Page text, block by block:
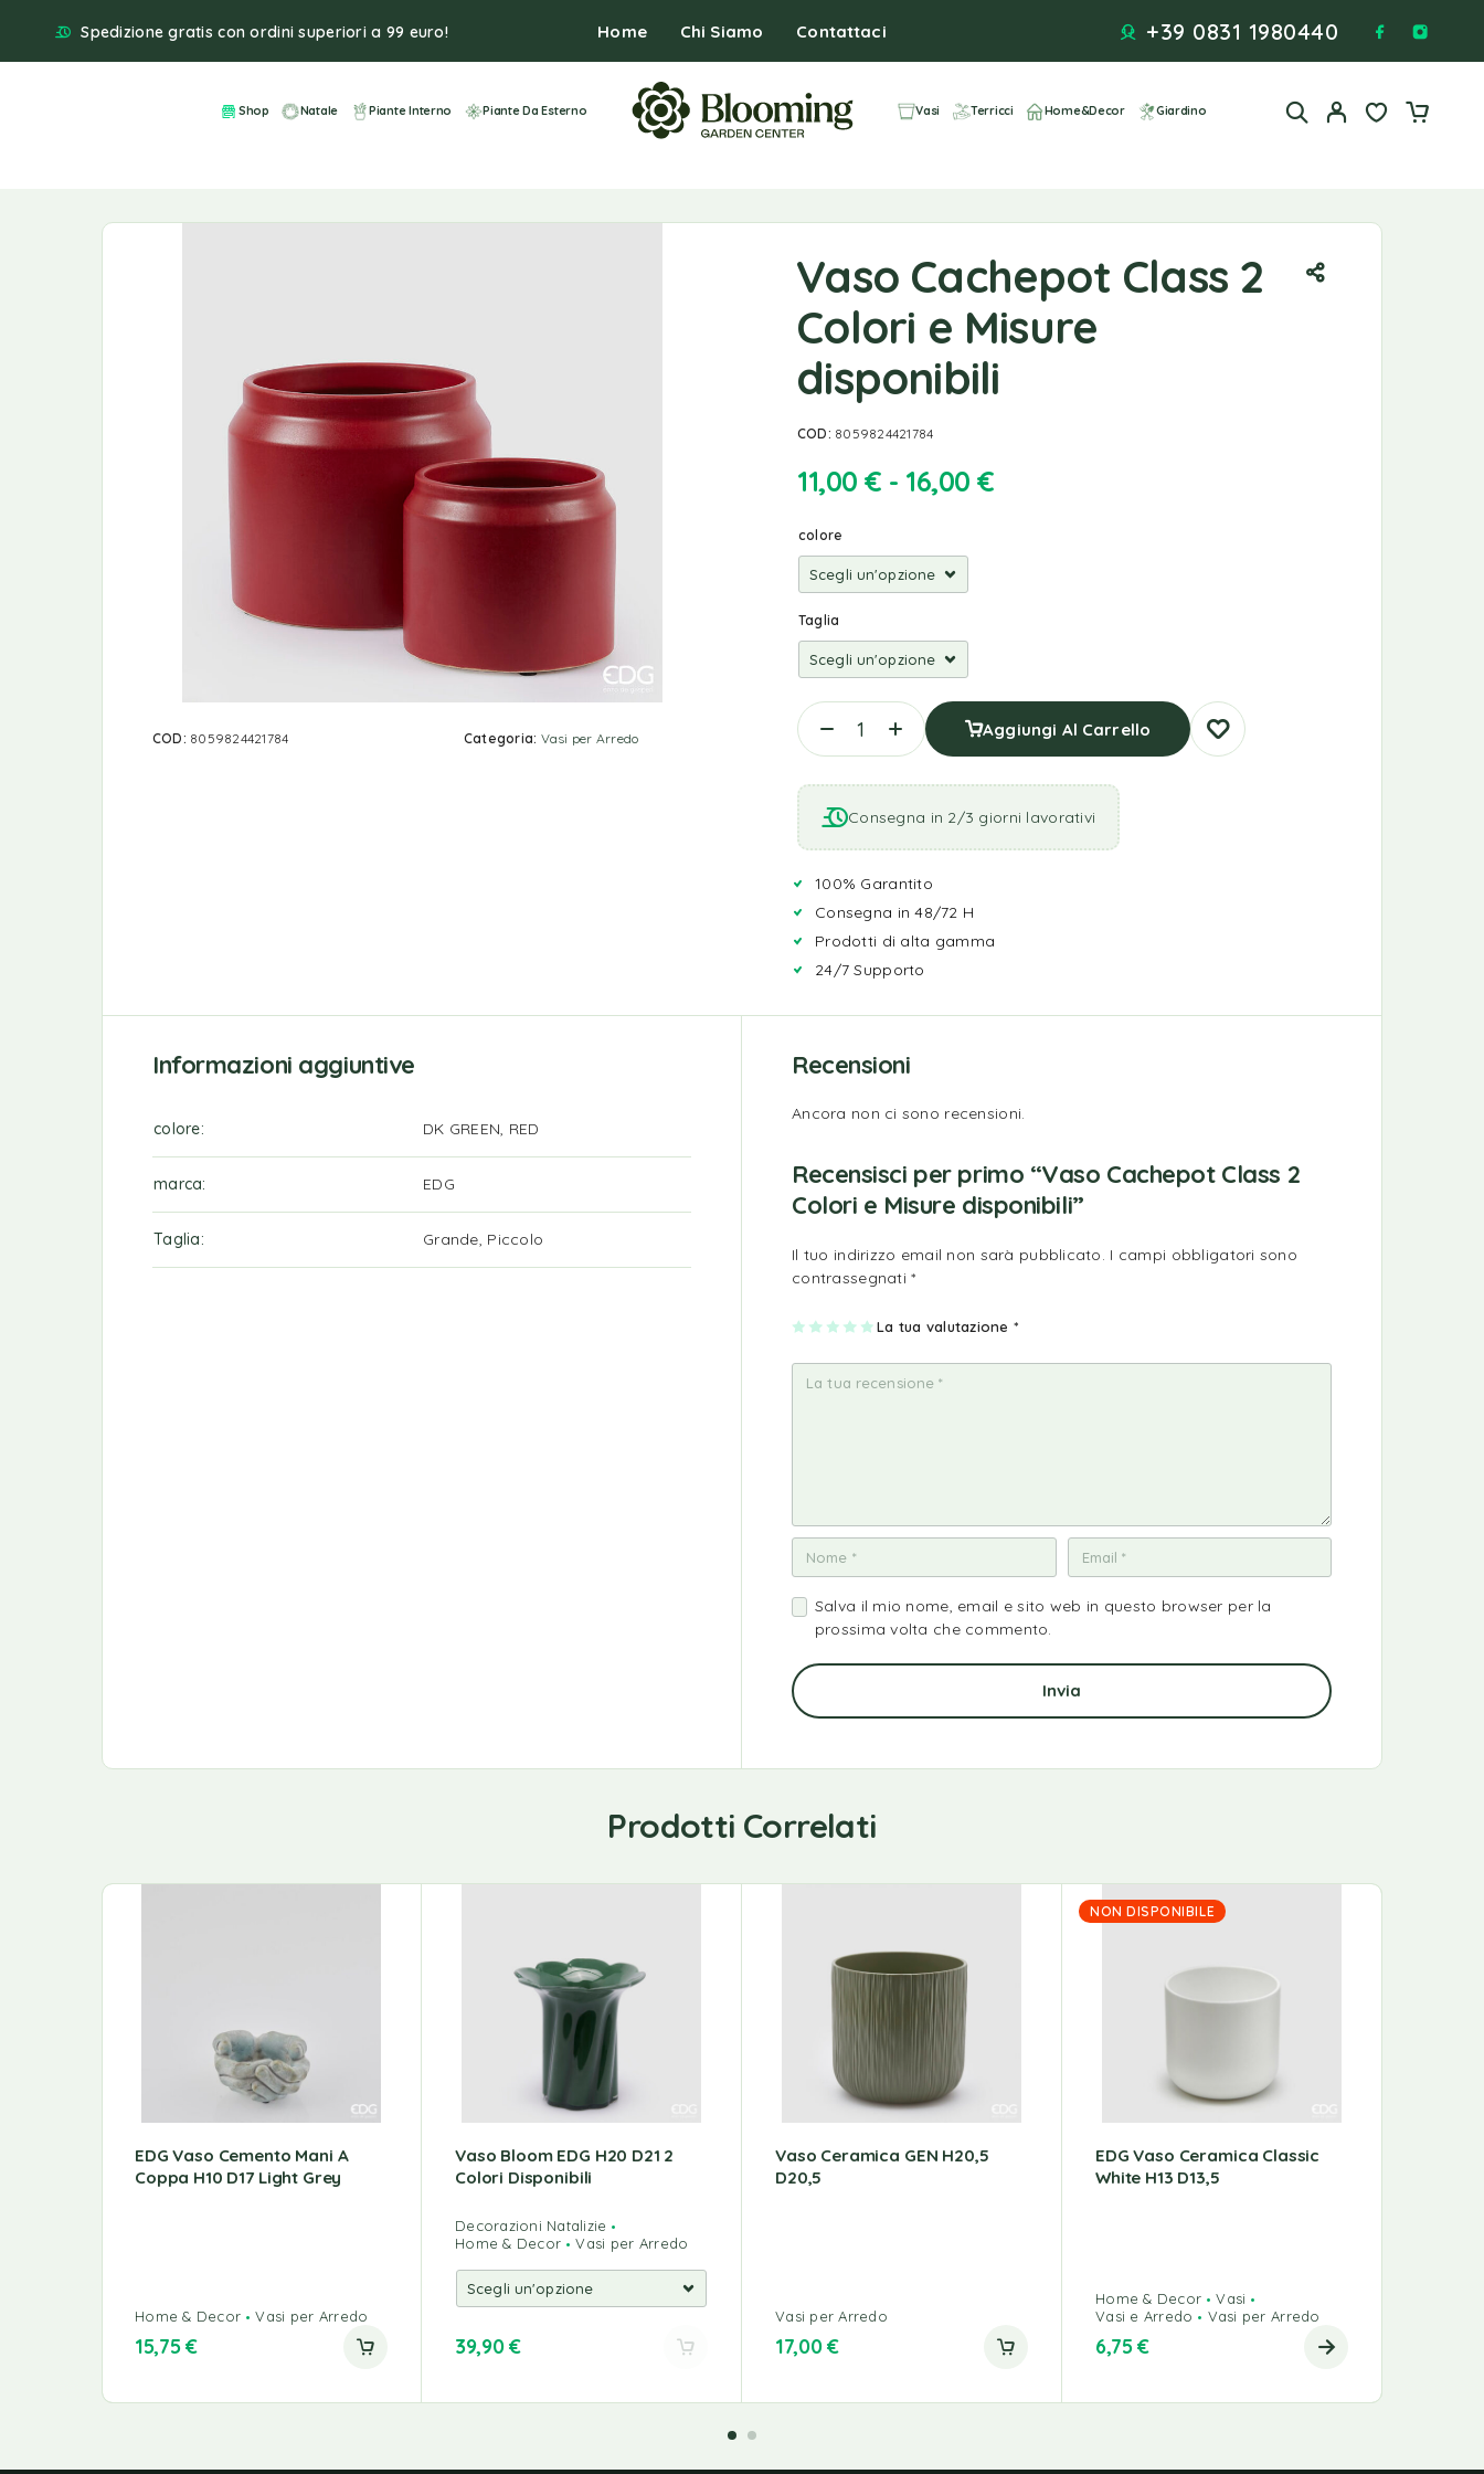
Spedizione gratis con ordini superiori a 99 euro! Home Chi Siamo Contattaci +39 0831 1980440
Shop Natale Piante Interno Piante Da Esterno Vasi Terricci Home&Decor Giardino
COD: 8059824421784 Categoria: Vasi per Arredo
Vaso Cachepot Class 2
Colori e Misure
disponibili
COD: 8059824421784
11,00 € - 16,00 €
colore
Taglia
Aggiungi Al Carrello
Consegna in 2/3 giorni lavorativi
100% Garantito
Consegna in 48/72 H
Prodotti di alta gamma
24/7 Supporto
Informazioni aggiuntive
colore DK GREEN, RED
marca EDG
Taglia Grande, Piccolo
Recensioni
Ancora non ci sono recensioni.
Recensisci per primo “Vaso Cachepot Class 2
Colori e Misure disponibili”
Il tuo indirizzo email non sarà pubblicato. I campi obbligatori sono
contrassegnati*
La tua valutazione *
1
a
2
e
su
5
3
e
su
5
4
e
su
5
5
e
su
5
Salva il mio nome, email e sito web in questo browser per la
prossima volta che commento.
Prodotti Correlati
EDG Vaso Cemento Mani A
Coppa H10 D17 Light Grey
Home & Decor Vasi per Arredo
15,75€
Vaso Bloom EDG H20 D21 2
Colori Disponibili
Decorazioni Natalizie
Home & Decor
Vasi per Arredo
39,90€
Vaso Ceramica GEN H20,5
D20,5
Vasi per Arredo
17,00€
NON DISPONIBILE
EDG Vaso Ceramica Classic
White H13 D13,5
Home & Decor
Vasi
Vasi e Arredo
Vasi per Arredo
6,75€